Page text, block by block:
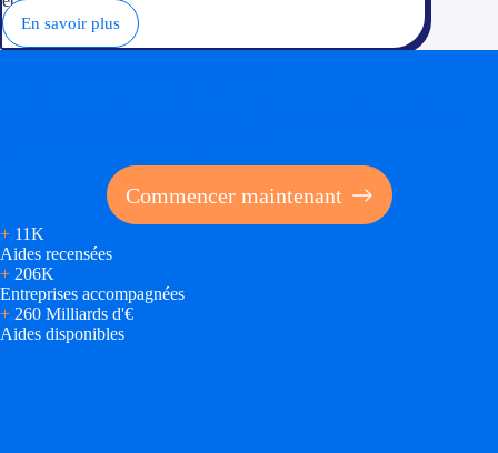
En savoir plus
Commencer maintenant
+ 11K
Aides recensées
+ 206K
Entreprises accompagnées
+ 260 Milliards d'€
Aides disponibles